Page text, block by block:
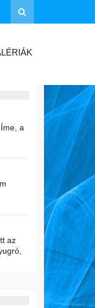
a
az